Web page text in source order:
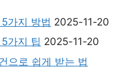
가지 방법 2025-11-20
가지 팁 2025-11-20
으로 쉽게 받는 법